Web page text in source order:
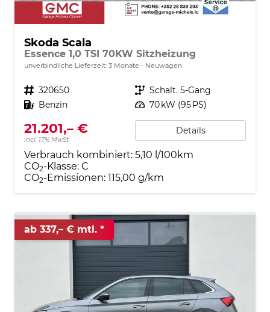
Skoda Scala
Essence 1,0 TSI 70KW Sitzheizung
unverbindliche Lieferzeit: 3 Monate Neuwagen
Fahrzeugnr. 320650 Getriebe Schalt. 5-Gang
Kraftstoff Benzin Leistung 70 kW (95 PS)
21.201,– €
incl. 17% MwSt.
Details
Verbrauch kombiniert: 5,10 l/100km
CO2-Klasse: C
CO2-Emissionen: 115,00 g/km
ab 337,– € mtl.